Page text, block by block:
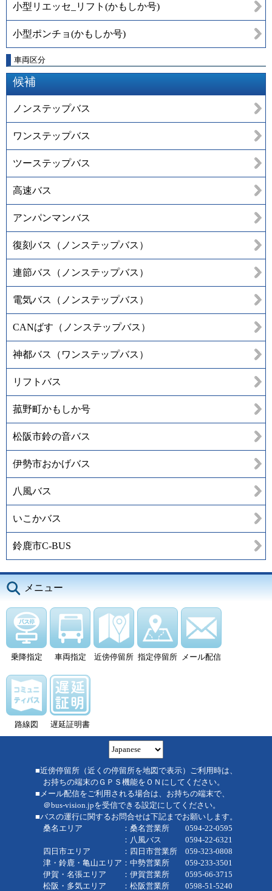
小型リエッセ_リフト(かもしか号)
小型ポンチョ(かもしか号)
車両区分
候補
ノンステップバス
ワンステップバス
ツーステップバス
高速バス
アンパンマンバス
復刻バス（ノンステップバス）
連節バス（ノンステップバス）
電気バス（ノンステップバス）
CANばす（ノンステップバス）
神都バス（ワンステップバス）
リフトバス
菰野町かもしか号
松阪市鈴の音バス
伊勢市おかげバス
八風バス
いこかバス
鈴鹿市C-BUS
メニュー
乗降指定 車両指定 近傍停留所 指定停留所 メール配信
路線図 遅延証明書
■近傍停留所（近くの停留所を地図で表示）ご利用時は、
お持ちの端末のＧＰＳ機能をＯＮにしてください。
■メール配信をご利用される場合は、お持ちの端末で、
＠bus-vision.jpを受信できる設定にしてください。
■バスの運行に関するお問合せは下記までお願いします。
桑名エリア ：桑名営業所 0594-22-0595
：八風バス 0594-22-6321
四日市エリア ：四日市営業所 059-323-0808
津・鈴鹿・亀山エリア：中勢営業所 059-233-3501
伊賀・名張エリア ：伊賀営業所 0595-66-3715
松阪・多気エリア ：松阪営業所 0598-51-5240